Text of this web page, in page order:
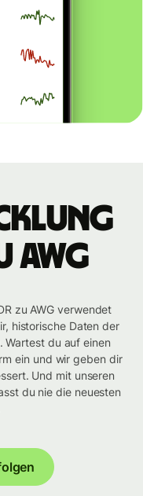
AWG
zu AWG verwendet
historische Daten der
Wartest du auf einen
ein und wir geben dir
Und mit unseren
du nie die neuesten